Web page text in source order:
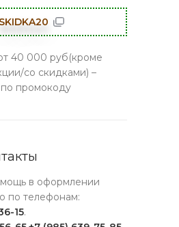
SKIDKA20
40 000 руб(кроме
со скидками) –
промокоду
в оформлении
по телефонам:
15.